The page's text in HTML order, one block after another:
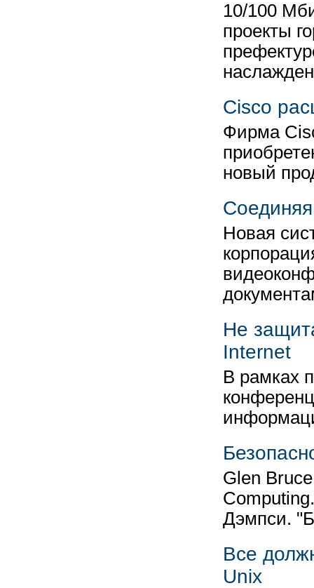
10/100
проекты
Cisco
Фирма
новый
Новая
Не
Internet
В рамках
Glen
Дэмпси.
Все
Unix